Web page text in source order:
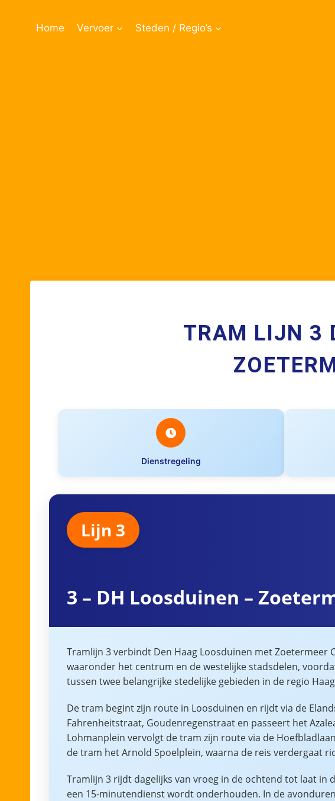
Home Vervoer Steden / Regio’s
TRAM LIJN 3
Dienstregeling
Lijn 3
3 – DH Loosduinen –
Tramlijn 3 verbindt Den Haag Loosduinen met Zoetermeer
waaronder het centrum en de westelijke stadsdelen,
tussen twee belangrijke stedelijke gebieden in de regio
De tram begint zijn route in Loosduinen en rijdt via de
Fahrenheitstraat, Goudenregenstraat en passeert het
Lohmanplein vervolgt de tram zijn route via de
de tram het Arnold Spoelplein, waarna de reis verdergaat
Tramlijn 3 rijdt dagelijks van vroeg in de ochtend tot laat
een 15-minutendienst wordt onderhouden. In de